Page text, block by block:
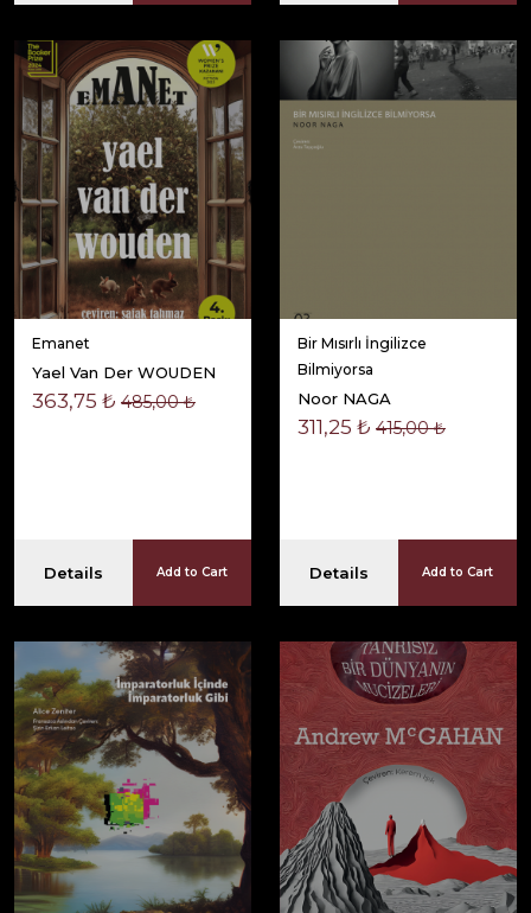
Emanet
Yael Van Der WOUDEN
363,75 ₺ 485,00 ₺
Details Add to Cart
Bir Mısırlı İngilizce
Bilmiyorsa
Noor NAGA
311,25 ₺ 415,00 ₺
Details Add to Cart